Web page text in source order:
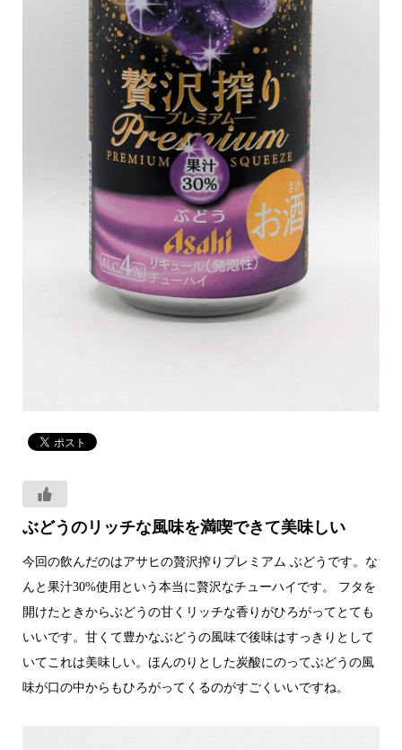
ぶどうのリッチな風味を満喫できて美味しい
今回の飲んだのはアサヒの贅沢搾りプレミアム ぶどうです。な
んと果汁30%使用という本当に贅沢なチューハイです。 フタを
開けたときからぶどうの甘くリッチな香りがひろがってとても
いいです。甘くて豊かなぶどうの風味で後味はすっきりとして
いてこれは美味しい。ほんのりとした炭酸にのってぶどうの風
味が口の中からもひろがってくるのがすごくいいですね。